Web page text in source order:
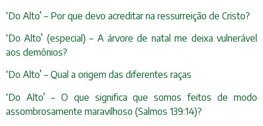
‘Do Alto’ – Por que devo acreditar na ressurreição de Cristo?
‘Do Alto’ (especial) – A árvore de natal me deixa vulnerável
aos demônios?
‘Do Alto’ – Qual a origem das diferentes raças
‘Do Alto’ – O que significa que somos feitos de modo
assombrosamente maravilhoso (Salmos 139:14)?